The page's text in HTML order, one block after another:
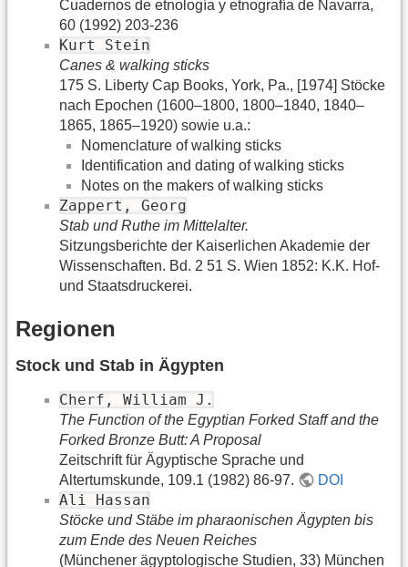
Cuadernos de etnología y etnografía de Navarra,
60 (1992) 203-236
Kurt Stein
Canes & walking sticks
175 S. Liberty Cap Books, York, Pa., [1974] Stöcke
nach Epochen (1600–1800, 1800–1840, 1840–
1865, 1865–1920) sowie u.a.:
Nomenclature of walking sticks
Identification and dating of walking sticks
Notes on the makers of walking sticks
Zappert, Georg
Stab und Ruthe im Mittelalter.
Sitzungsberichte der Kaiserlichen Akademie der
Wissenschaften. Bd. 2 51 S. Wien 1852: K.K. Hof-
und Staatsdruckerei.
Regionen
Stock und Stab in Ägypten
Cherf, William J.
The Function of the Egyptian Forked Staff and the
Forked Bronze Butt: A Proposal
Zeitschrift für Ägyptische Sprache und
Altertumskunde, 109.1 (1982) 86-97.
DOI
Ali Hassan
Stöcke und Stäbe im pharaonischen Ägypten bis
zum Ende des Neuen Reiches
(Münchener ägyptologische Studien, 33) München